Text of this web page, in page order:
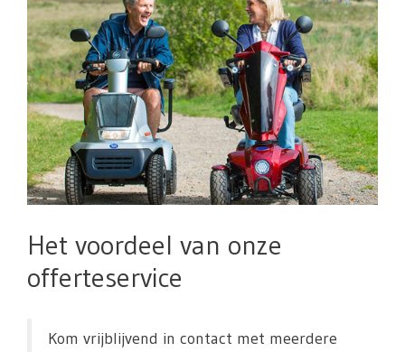
Het voordeel van onze
offerteservice
Kom vrijblijvend in contact met meerdere